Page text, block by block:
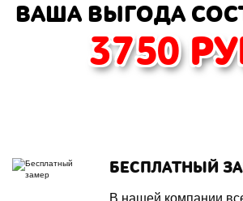
ВАША ВЫГОДА
3750
БЕСПЛАТНЫЙ
В нашей компании